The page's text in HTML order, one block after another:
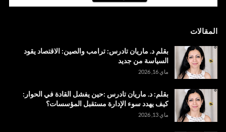
المقالات
بقلم د. ماريان تادرس: ترامب والصين: الاقتصاد يقود
السياسة من جديد
ماي 16, 2026
بقلم: د. ماريان تادرس :حين يفشل القادة في الحوار:
كيف يهدد سوء الإدارة مستقبل المؤسسات؟
ماي 13, 2026